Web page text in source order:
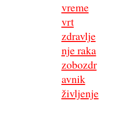
vreme
vrt
zdravlje
nje raka
zobozdr
avnik
življenje